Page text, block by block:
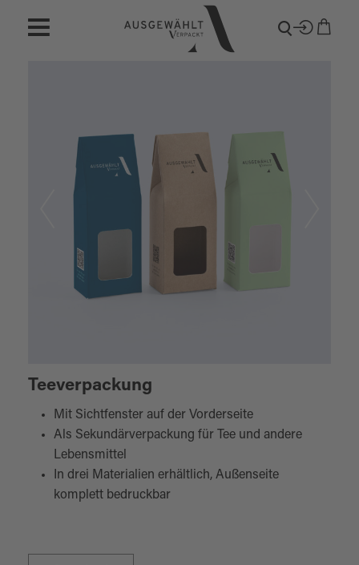
Teeverpackung
Mit Sichtfenster auf der Vorderseite
Als Sekundärverpackung für Tee und andere
Lebensmittel
In drei Materialien erhältlich, Außenseite
komplett bedruckbar